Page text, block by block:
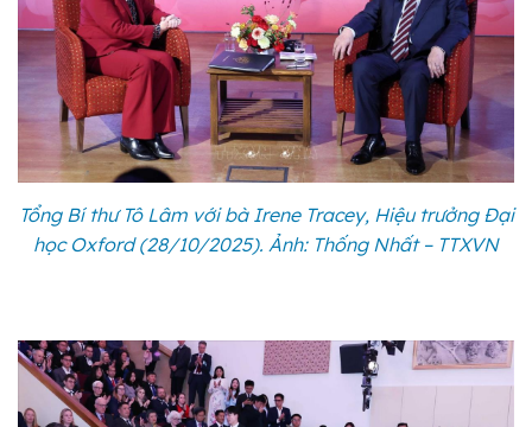
Tổng Bí thư Tô Lâm với bà Irene Tracey, Hiệu trưởng Đại
học Oxford (28/10/2025). Ảnh: Thống Nhất – TTXVN